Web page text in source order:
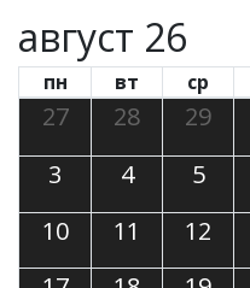
август 26
пн вт ср
27 28 29
3
4 5
10
11 12